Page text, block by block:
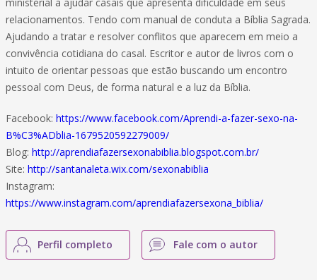
relacionamentos. Tendo com manual de conduta a Bíblia Sagrada.
Ajudando a tratar e resolver conflitos que aparecem em meio a
convivência cotidiana do casal. Escritor e autor de livros com o
intuito de orientar pessoas que estão buscando um encontro
pessoal com Deus, de forma natural e a luz da Bíblia.
Facebook: https://www.facebook.com/Aprendi-a-fazer-sexo-na-
B%C3%ADblia-1679520592279009/
Blog: http://aprendiafazersexonabiblia.blogspot.com.br/
Site: http://santanaleta.wix.com/sexonabiblia
Instagram:
https://www.instagram.com/aprendiafazersexona_biblia/
Perfil completo Fale com o autor